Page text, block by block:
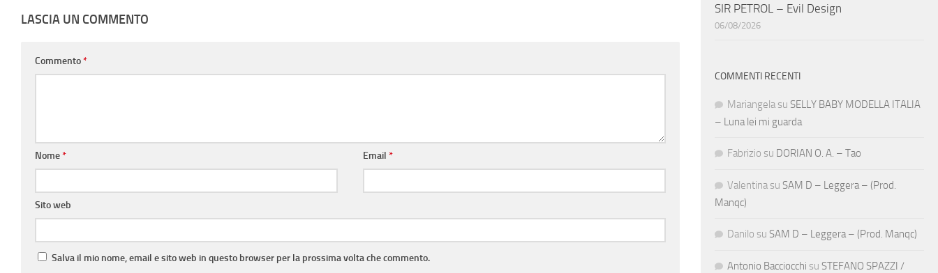
LASCIA UN COMMENTO
Commento*
Nome* Email*
Sito web
Salva il mio nome, email e sito web in questo browser per la prossima volta che commento.
SIR PETROL – Evil Design
06/08/2026
COMMENTI RECENTI
Mariangela su SELLY BABY MODELLA ITALIA
– Luna lei mi guarda
Fabrizio su DORIAN O. A. – Tao
Valentina su SAM D – Leggera – (Prod.
Manqc)
Danilo su SAM D – Leggera – (Prod. Manqc)
Antonio Bacciocchi su STEFANO SPAZZI /